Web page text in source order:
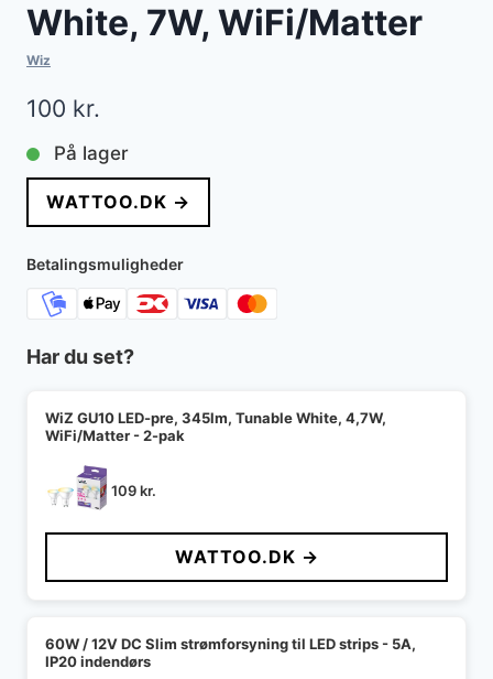
White, 7W, WiFi/Matter
Wiz
100 kr.
På lager
WATTOO.DK →
Betalingsmuligheder
Har du set?
WiZ GU10 LED-pre, 345lm, Tunable White, 4,7W,
WiFi/Matter - 2-pak
109kr.
WATTOO.DK →
60W / 12V DC Slim strømforsyning til LED strips - 5A,
IP20 indendørs